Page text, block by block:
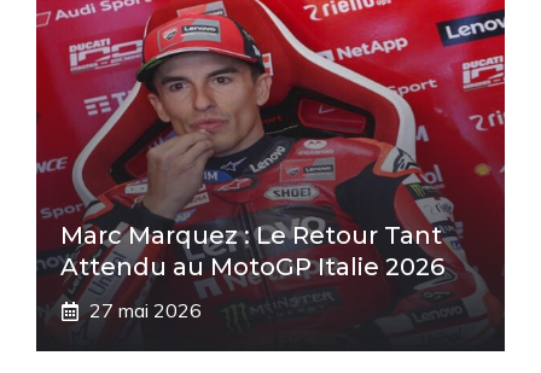
Marc Marquez : Le Retour Tant
Attendu au MotoGP Italie 2026
27 mai 2026